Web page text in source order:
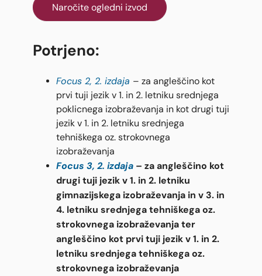
Naročite ogledni izvod
Potrjeno:
Focus 2, 2. izdaja – za angleščino kot
prvi tuji jezik v 1. in 2. letniku srednjega
poklicnega izobraževanja in kot drugi tuji
jezik v 1. in 2. letniku srednjega
tehniškega oz. strokovnega
izobraževanja
Focus 3, 2. izdaja – za angleščino kot
drugi tuji jezik v 1. in 2. letniku
gimnazijskega izobraževanja in v 3. in
4. letniku srednjega tehniškega oz.
strokovnega izobraževanja ter
angleščino kot prvi tuji jezik v 1. in 2.
letniku srednjega tehniškega oz.
strokovnega izobraževanja